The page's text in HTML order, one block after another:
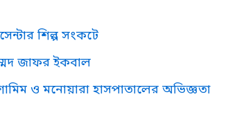
শিল্প সংকটে
জাফর ইকবাল
ও মনোয়ারা হাসপাতালের অভিজ্ঞতা